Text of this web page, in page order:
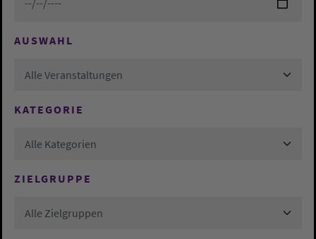
AUSWAHL
Alle Veranstaltungen
KATEGORIE
Alle Kategorien
ZIELGRUPPE
Alle Zielgruppen